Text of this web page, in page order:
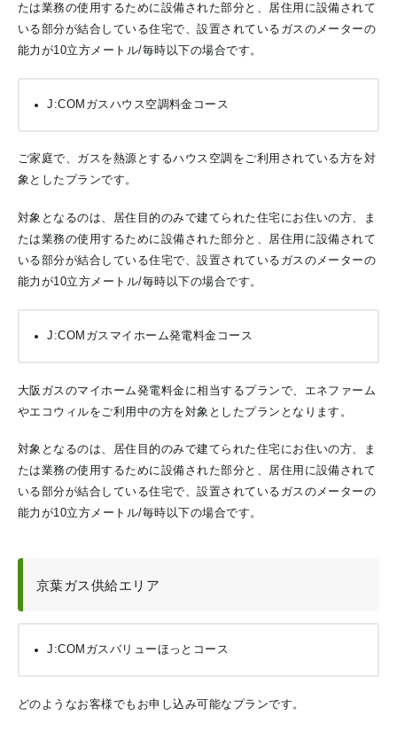
たは業務の使用するために設備された部分と、居住用に設備されて
いる部分が結合している住宅で、設置されているガスのメーターの
能力が10立方メートル/毎時以下の場合です。
J:COMガスハウス空調料金コース
ご家庭で、ガスを熱源とするハウス空調をご利用されている方を対
象としたプランです。
対象となるのは、居住目的のみで建てられた住宅にお住いの方、ま
たは業務の使用するために設備された部分と、居住用に設備されて
いる部分が結合している住宅で、設置されているガスのメーターの
能力が10立方メートル/毎時以下の場合です。
J:COMガスマイホーム発電料金コース
大阪ガスのマイホーム発電料金に相当するプランで、エネファーム
やエコウィルをご利用中の方を対象としたプランとなります。
対象となるのは、居住目的のみで建てられた住宅にお住いの方、ま
たは業務の使用するために設備された部分と、居住用に設備されて
いる部分が結合している住宅で、設置されているガスのメーターの
能力が10立方メートル/毎時以下の場合です。
京葉ガス供給エリア
J:COMガスバリューほっとコース
どのようなお客様でもお申し込み可能なプランです。